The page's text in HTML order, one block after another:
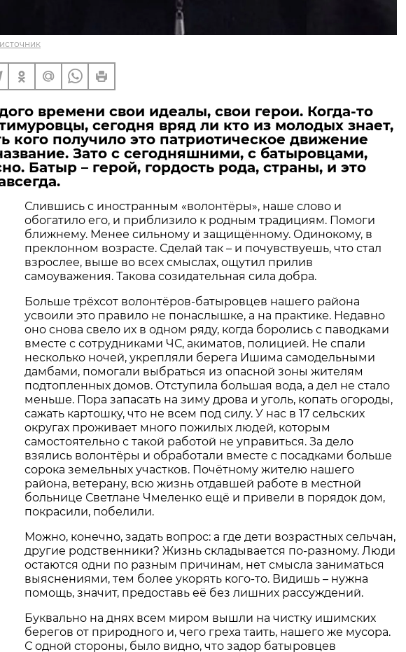
времени свои идеалы, свои герои. Когда-то
сегодня вряд ли кто из молодых знает,
кого получило это патриотическое движение
Зато с сегодняшними, с батыровцами,
Батыр – герой, гордость рода, страны, и это
Слившись с иностранным «волонтёры», наше слово и
обогатило его, и приблизило к родным традициям. Помоги
ближнему. Менее сильному и защищённому. Одинокому, в
преклонном возрасте. Сделай так – и почувствуешь, что стал
взрослее, выше во всех смыслах, ощутил прилив
самоуважения. Такова созидательная сила добра.
Больше трёхсот волонтёров-батыровцев нашего района
усвоили это правило не понаслышке, а на практике. Недавно
оно снова свело их в одном ряду, когда боролись с паводками
вместе с сотрудниками ЧС, акиматов, полицией. Не спали
несколько ночей, укрепляли берега Ишима самодельными
дамбами, помогали выбраться из опасной зоны жителям
подтопленных домов. Отступила большая вода, а дел не стало
меньше. Пора запасать на зиму дрова и уголь, копать огороды,
сажать картошку, что не всем под силу. У нас в 17 сельских
округах проживает много пожилых людей, которым
самостоятельно с такой работой не управиться. За дело
взялись волонтёры и обработали вместе с посадками больше
сорока земельных участков. Почётному жителю нашего
района, ветерану, всю жизнь отдавшей работе в местной
больнице Светлане Чмеленко ещё и привели в порядок дом,
покрасили, побелили.
Можно, конечно, задать вопрос: а где дети возрастных сельчан,
другие родственники? Жизнь складывается по-разному. Люди
остаются одни по разным причинам, нет смысла заниматься
выяснениями, тем более укорять кого-то. Видишь – нужна
помощь, значит, предоставь её без лишних рассуждений.
Буквально на днях всем миром вышли на чистку ишимских
берегов от природного и, чего греха таить, нашего же мусора.
С одной стороны, было видно, что задор батыровцев